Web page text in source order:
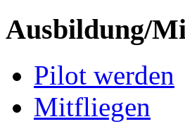
Ausbildung/
Pilot werden
Mitfliegen